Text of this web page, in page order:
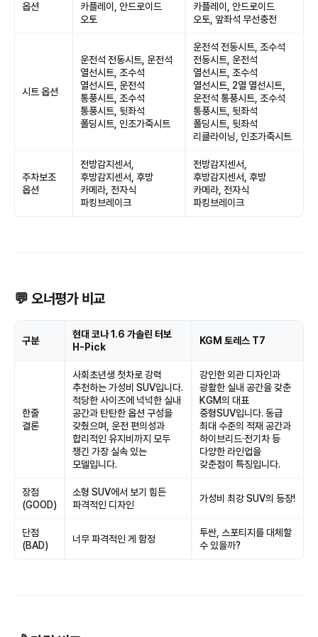
옵션
카플레이, 안드로이드
오토
카플레이, 안드로이드
오토, 앞좌석 무선충전
시트 옵션
운전석 전동시트, 운전석
열선시트, 조수석
열선시트, 운전석
통풍시트, 조수석
통풍시트, 뒷좌석
폴딩시트, 인조가죽시트
운전석 전동시트, 조수석
전동시트, 운전석
열선시트, 조수석
열선시트, 2열 열선시트,
운전석 통풍시트, 조수석
통풍시트, 뒷좌석
폴딩시트, 뒷좌석
리클라이닝, 인조가죽시트
주차보조
옵션
전방감지센서,
후방감지센서, 후방
카메라, 전자식
파킹브레이크
전방감지센서,
후방감지센서, 후방
카메라, 전자식
파킹브레이크
💬 오너평가 비교
구분
현대 코나 1.6 가솔린 터보
H-Pick
KGM 토레스 T7
한줄
결론
사회초년생 첫차로 강력
추천하는 가성비 SUV입니다.
적당한 사이즈에 넉넉한 실내
공간과 탄탄한 옵션 구성을
갖췄으며, 운전 편의성과
합리적인 유지비까지 모두
챙긴 가장 실속 있는
모델입니다.
강인한 외관 디자인과
광활한 실내 공간을 갖춘
KGM의 대표
중형SUV입니다. 동급
최대 수준의 적재 공간과
하이브리드·전기차 등
다양한 라인업을
갖춘점이 특징입니다.
장점
(GOOD)
소형 SUV에서 보기 힘든
파격적인 디자인
가성비 최강 SUV의 등장!
단점
(BAD)
너무 파격적인 게 함정
투싼, 스포티지를 대체할
수 있을까?